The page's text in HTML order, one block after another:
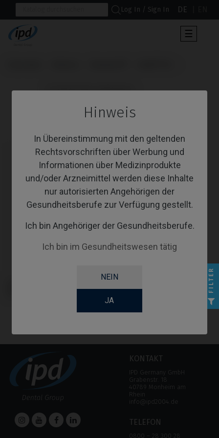
Hinweis
In Übereinstimmung mit den geltenden
Rechtsvorschriften über Werbung und
Informationen über Medizinprodukte
und/oder Arzneimittel werden diese Inhalte
nur autorisierten Angehörigen der
Gesundheitsberufe zur Verfügung gestellt.
Ich bin Angehöriger der Gesundheitsberufe.
Ich bin im Gesundheitswesen tätig
NEIN
JA
Log In / Sign In DE
der
☰
                      Provisorisches Abutment
kompatibel mit Neodent® Helix®
KONTAKT
IPD Germany GmbH
Grabenstr. 18
40789 Monheim am
Rhein
info@ipd2004.de
TELEFON
0800 – 28 300 28
FILTER